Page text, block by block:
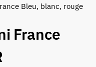
Bleu, blanc, rouge
France